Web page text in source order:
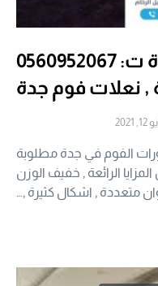
فوم جدران لاصق بجدة ت: 0560952067
, نعلات فوم جدة
2021
الفوم في جدة مطلوبة
الرائعة , خفيف الوزن
متعددة , اشكال كثيرة ,…